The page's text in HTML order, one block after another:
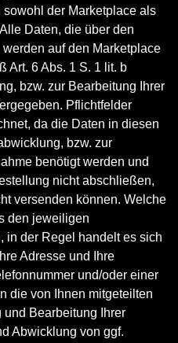
der Marketplace als
Daten, die über den
auf den Marketplace
Art. 6 Abs. 1 S. 1 lit. b
bzw. zur Bearbeitung Ihrer
Pflichtfelder
da die Daten in diesen
bzw. zur
benötigt werden und
nicht abschließen,
versenden können. Welche
den jeweiligen
in der Regel handelt es sich
Adresse und Ihre
und/oder einer
die von Ihnen mitgeteilten
und Bearbeitung Ihrer
Abwicklung von ggf.